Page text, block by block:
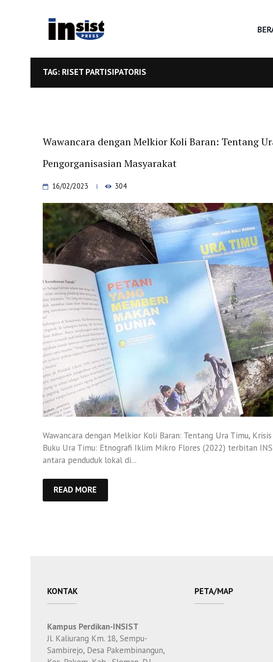
TAG: RISET PARTISIPATORIS
Wawancara dengan Melkior Koli Baran: Tentang
Pengorganisasian Masyarakat
16/02/2023 304
Wawancara dengan Melkior Koli Baran: Tentang Ura Timu,
Buku Ura Timu: Etnografi Iklim Mikro Flores (2022) terbitan
antara penduduk lokal di...
READ MORE
KONTAK
Kampus Perdikan-INSIST
Jl. Kaliurang Km. 18, Sempu-
Sambirejo, Desa Pakembinangun,
PETA/MAP